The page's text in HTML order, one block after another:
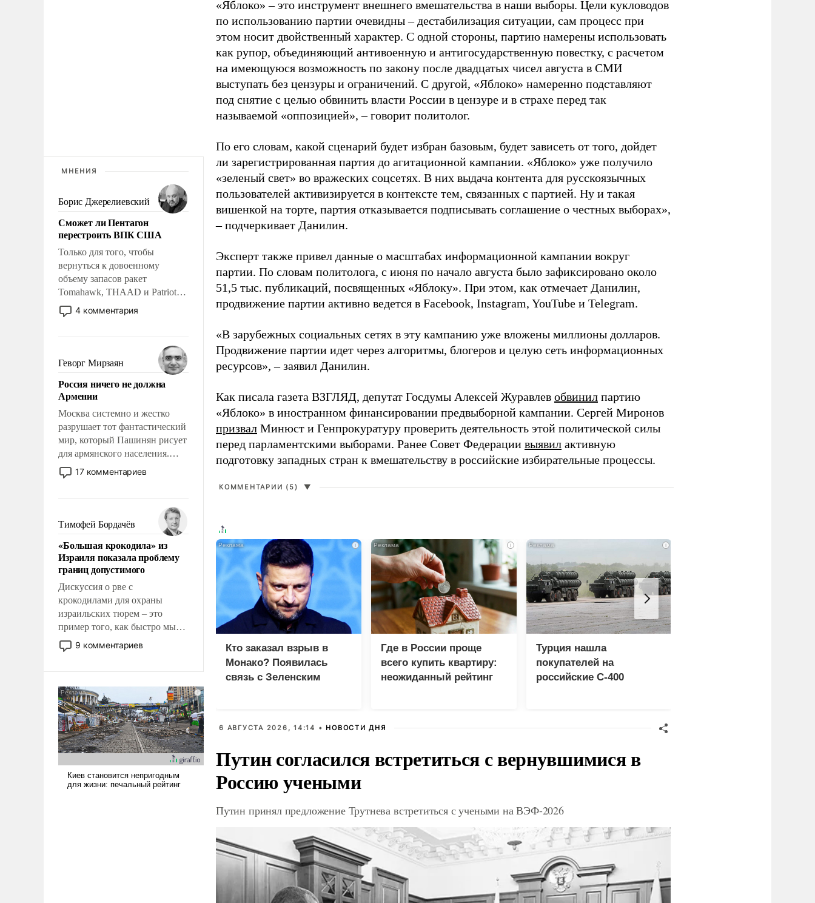
МНЕНИЯ
Борис Джерелиевский
Сможет ли Пентагон
перестроить ВПК США
Только для того, чтобы
вернуться к довоенному
объему запасов ракет
Tomahawk, THAAD и Patriot
США потребуется более трех
лет. Даже небольшая война с
Сложившаяся ситуация
означает многолетний период
уязвимости США, например,
перед Китаем.
4 комментария
Геворг Мирзаян
Россия ничего не должна
Армении
Москва системно и жестко
разрушает тот фантастический
мир, который Пашинян рисует
для армянского населения.
Мир, где политические
прожекты будут безусловно
налогоплательщиков и где
Еревану за свои поступки не
нужно отвечать.
17 комментариев
Тимофей Бордачёв
«Большая крокодила» из
Израиля показала проблему
границ допустимого
Дискуссия о рве с
крокодилами для охраны
израильских тюрем – это
пример того, как быстро мы
двигаемся по пути
революционных изменений.
псевдонаучной фантастики,
стало всерьез обсуждаемой
идеей.
9 комментариев
«Яблоко» – это инструмент внешнего вмешательства в наши выборы. Цели кукловодов
по использованию партии очевидны – дестабилизация ситуации, сам процесс при
этом носит двойственный характер. С одной стороны, партию намерены использовать
как рупор, объединяющий антивоенную и антигосударственную повестку, с расчетом
на имеющуюся возможность по закону после двадцатых чисел августа в СМИ
выступать без цензуры и ограничений. С другой, «Яблоко» намеренно подставляют
под снятие с целью обвинить власти России в цензуре и в страхе перед так
называемой «оппозицией», – говорит политолог.
По его словам, какой сценарий будет избран базовым, будет зависеть от того, дойдет
ли зарегистрированная партия до агитационной кампании. «Яблоко» уже получило
«зеленый свет» во вражеских соцсетях. В них выдача контента для русскоязычных
пользователей активизируется в контексте тем, связанных с партией. Ну и такая
вишенкой на торте, партия отказывается подписывать соглашение о честных выборах»,
– подчеркивает Данилин.
Эксперт также привел данные о масштабах информационной кампании вокруг
партии. По словам политолога, с июня по начало августа было зафиксировано около
51,5 тыс. публикаций, посвященных «Яблоку». При этом, как отмечает Данилин,
продвижение партии активно ведется в Facebook, Instagram, YouTube и Telegram.
«В зарубежных социальных сетях в эту кампанию уже вложены миллионы долларов.
Продвижение партии идет через алгоритмы, блогеров и целую сеть информационных
ресурсов», – заявил Данилин.
Как писала газета ВЗГЛЯД, депутат Госдумы Алексей Журавлев обвинил партию
«Яблоко» в иностранном финансировании предвыборной кампании. Сергей Миронов
призвал Минюст и Генпрокуратуру проверить деятельность этой политической силы
перед парламентскими выборами. Ранее Совет Федерации выявил активную
подготовку западных стран к вмешательству в российские избирательные процессы.
КОММЕНТАРИИ (5) ▼
i
Кто заказал взрыв в
Монако? Появилась
связь с Зеленским
i
Где в России проще
всего купить квартиру:
неожиданный рейтинг
i
Турция нашла
покупателей на
российские C-400
6 АВГУСТА 2026, 14:14 • НОВОСТИ ДНЯ
Путин согласился встретиться с вернувшимися в
Россию учеными
Путин принял предложение Трутнева встретиться с учеными на ВЭФ-2026